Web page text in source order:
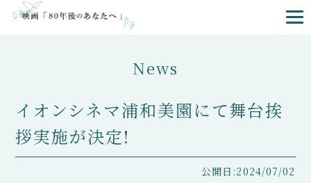
News
イオンシネマ浦和美園にて舞台挨
拶実施が決定!
公開日:2024/07/02